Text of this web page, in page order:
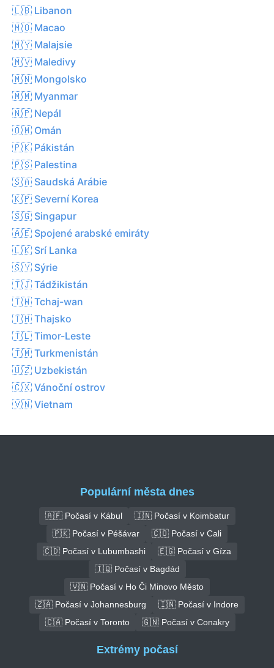
🇱🇧 Libanon
🇲🇴 Macao
🇲🇾 Malajsie
🇲🇻 Maledivy
🇲🇳 Mongolsko
🇲🇲 Myanmar
🇳🇵 Nepál
🇴🇲 Omán
🇵🇰 Pákistán
🇵🇸 Palestina
🇸🇦 Saudská Arábie
🇰🇵 Severní Korea
🇸🇬 Singapur
🇦🇪 Spojené arabské emiráty
🇱🇰 Srí Lanka
🇸🇾 Sýrie
🇹🇯 Tádžikistán
🇹🇼 Tchaj-wan
🇹🇭 Thajsko
🇹🇱 Timor-Leste
🇹🇲 Turkmenistán
🇺🇿 Uzbekistán
🇨🇽 Vánoční ostrov
🇻🇳 Vietnam
Populární města dnes
🇦🇫 Počasí v Kábul
🇮🇳 Počasí v Koimbatur
🇵🇰 Počasí v Péšávar
🇨🇴 Počasí v Cali
🇨🇩 Počasí v Lubumbashi
🇪🇬 Počasí v Gíza
🇮🇶 Počasí v Bagdád
🇻🇳 Počasí v Ho Či Minovo Město
🇿🇦 Počasí v Johannesburg
🇮🇳 Počasí v Indore
🇨🇦 Počasí v Toronto
🇬🇳 Počasí v Conakry
Extrémy počasí